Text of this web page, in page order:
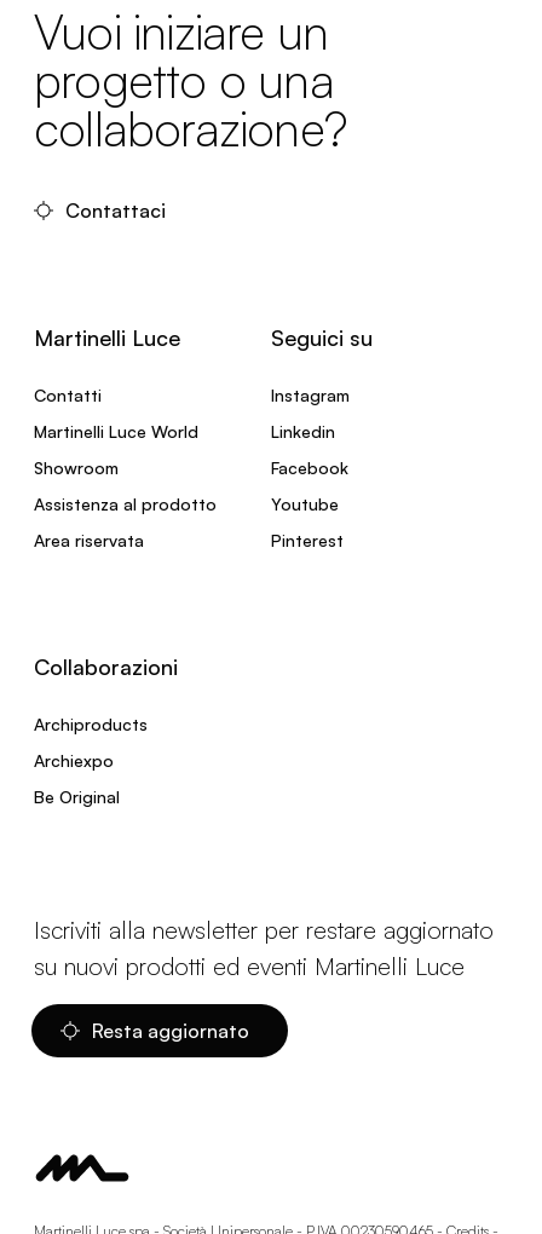
Vuoi iniziare un
progetto o una
collaborazione?
Contattaci
Martinelli Luce
Contatti
Martinelli Luce World
Showroom
Assistenza al prodotto
Area riservata
Seguici su
Instagram
Linkedin
Facebook
Youtube
Pinterest
Collaborazioni
Archiproducts
Archiexpo
Be Original
Iscriviti alla newsletter per restare aggiornato
su nuovi prodotti ed eventi Martinelli Luce
Resta aggiornato